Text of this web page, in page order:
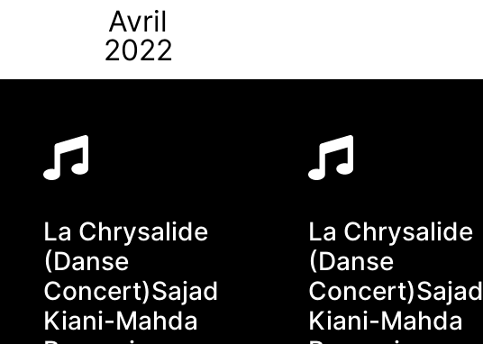
Avril
2022
La Chrysalide
(Danse
Concert)Sajad
Kiani-Mahda
La Chrysalide
(Danse
Concert)Sajad
Kiani-Mahda